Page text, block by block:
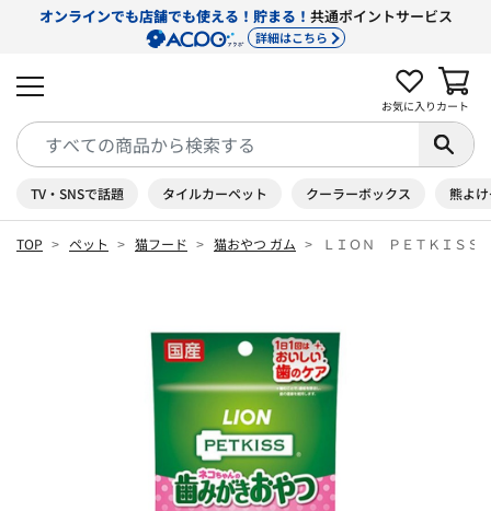
オンラインでも店舗でも使える！貯まる！ 共通ポイントサービス
詳細はこちら
お気に入り カート
TV・SNSで話題 タイルカーペット クーラーボックス 熊よ
TOP ペット 猫フード 猫おやつ ガム ＬＩＯＮ ＰＥＴＫＩＳ